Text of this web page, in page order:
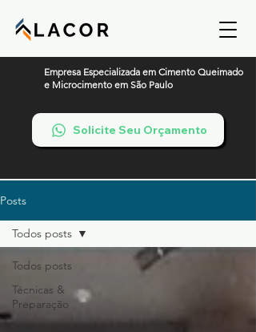
Empresa Especializada em Cimento Queimado
e Microcimento em São Paulo
Solicite Seu Orçamento
Posts
Todos posts
Técnicas &
Preparação
Todos posts